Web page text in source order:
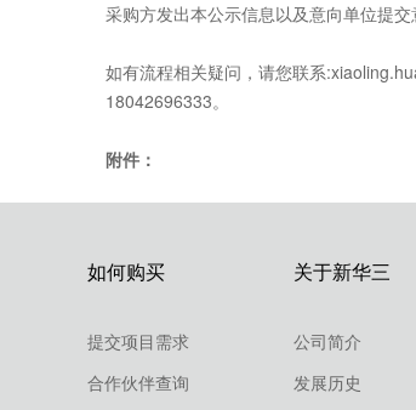
采购方发出本公示信息以及意向单位提
如有流程相关疑问，请您联系:
18042696333。
附件：
如何购买
提交项目需求
合作伙伴查询
关于新华三
公司简介
发展历史